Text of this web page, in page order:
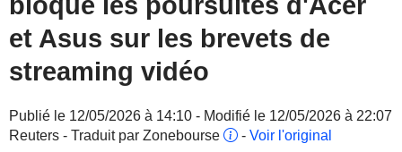
et Asus sur les brevets de
streaming vidéo
Publié le 12/05/2026 à 14:10 - Modifié le 12/05/2026 à 22:07
Reuters - Traduit par Zonebourse
- Voir l'original